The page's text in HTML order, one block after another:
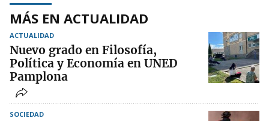
MÁS EN ACTUALIDAD
ACTUALIDAD
Nuevo grado en Filosofía,
Política y Economía en UNED
Pamplona
SOCIEDAD